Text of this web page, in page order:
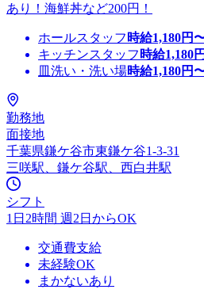
あり！海鮮丼など200円！
ホールスタッフ 時給1,180円
キッチンスタッフ 時給1,180
皿洗い・洗い場時給1,180円
勤務地
面接地
千葉県鎌ケ谷市東鎌ケ谷1-3-31
三咲駅、鎌ケ谷駅、西白井駅
シフト
1日2時間 週2日からOK
交通費支給
未経験OK
まかないあり